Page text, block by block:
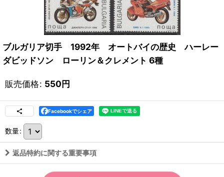
ブルガリア切手 1992年 オートバイの歴史 ハーレー
ダビッドソン ローリン＆クレメント 6種
販売価格: 550円
Facebookでシェア
数量:
返品特約に関する重要事項